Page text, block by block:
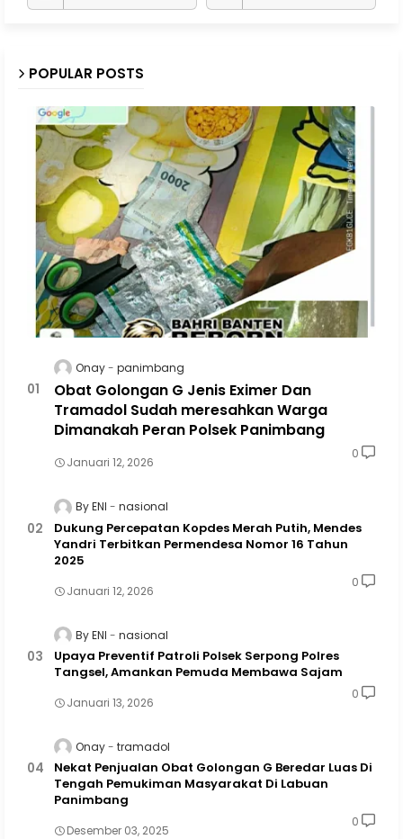
POPULAR POSTS
Onay panimbang
Obat Golongan G Jenis Eximer Dan
Tramadol Sudah meresahkan Warga
Dimanakah Peran Polsek Panimbang
Januari 12, 2026
0
By ENI nasional
Dukung Percepatan Kopdes Merah Putih, Mendes
Yandri Terbitkan Permendesa Nomor 16 Tahun
2025
Januari 12, 2026
0
By ENI nasional
Upaya Preventif Patroli Polsek Serpong Polres
Tangsel, Amankan Pemuda Membawa Sajam
Januari 13, 2026
0
Onay tramadol
Nekat Penjualan Obat Golongan G Beredar Luas Di
Tengah Pemukiman Masyarakat Di Labuan
Panimbang
Desember 03, 2025
0